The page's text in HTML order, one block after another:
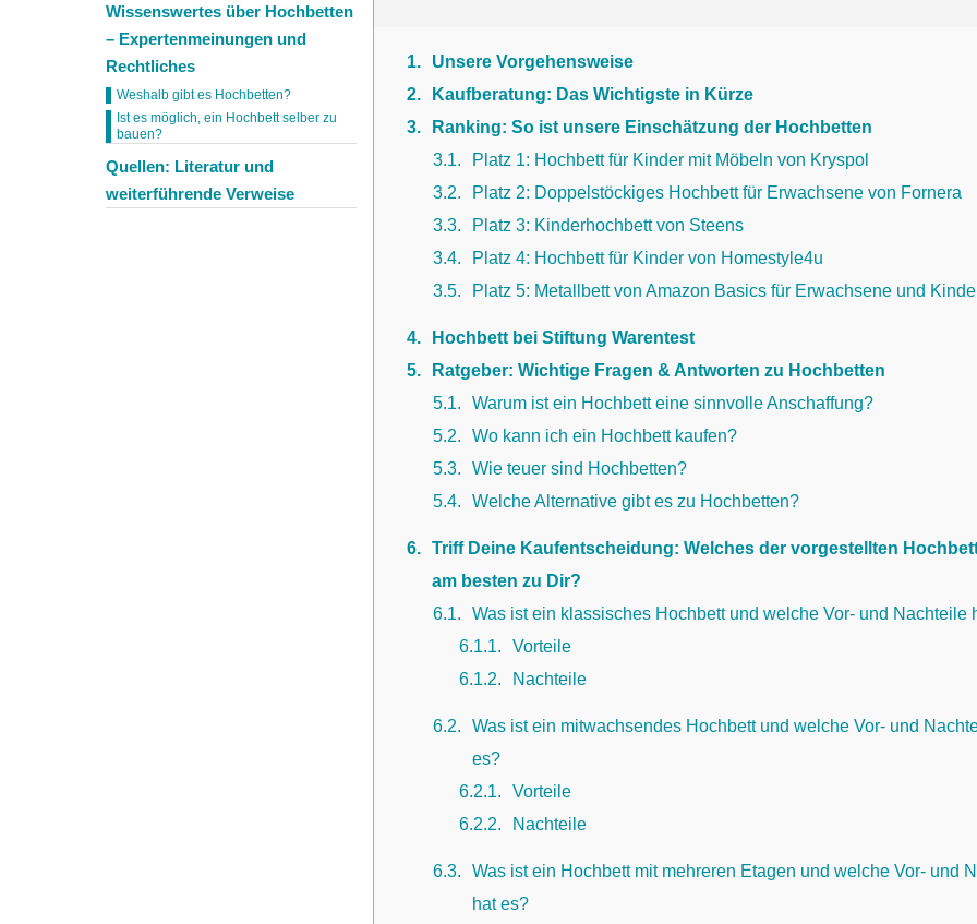
1
Unsere Vorgehensweise
2
Kaufberatung: Das Wichtigste in Kürze
3
Ranking: So ist unsere Einschätzung der Hochbetten
3.1
Platz 1: Hochbett für Kinder mit Möbeln von Kryspol
3.2
Platz 2: Doppelstöckiges Hochbett für Erwachsene von Fornera
3.3
Platz 3: Kinderhochbett von Steens
3.4
Platz 4: Hochbett für Kinder von Homestyle4u
3.5
Platz 5: Metallbett von Amazon Basics für Erwachsene und
4
Hochbett bei Stiftung Warentest
5
Ratgeber: Wichtige Fragen & Antworten zu Hochbetten
5.1
Warum ist ein Hochbett eine sinnvolle Anschaffung?
5.2
Wo kann ich ein Hochbett kaufen?
5.3
Wie teuer sind Hochbetten?
5.4
Welche Alternative gibt es zu Hochbetten?
6
Triff Deine Kaufentscheidung: Welches der vorgestellten
am besten zu Dir?
6.1
Was ist ein klassisches Hochbett und welche Vor- und Nachteile
6.1.1
Vorteile
6.1.2
Nachteile
6.2
Was ist ein mitwachsendes Hochbett und welche Vor- und
es?
6.2.1
Vorteile
6.2.2
Nachteile
6.3
Was ist ein Hochbett mit mehreren Etagen und welche Vor- und
hat es?
Wissenswertes über Hochbetten
– Expertenmeinungen und
Rechtliches
Weshalb gibt es Hochbetten?
Ist es möglich, ein Hochbett selber zu
bauen?
Quellen: Literatur und
weiterführende Verweise